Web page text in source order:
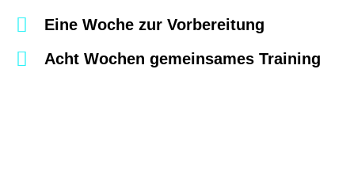
Eine Woche zur Vorbereitung
Acht Wochen gemeinsames Training